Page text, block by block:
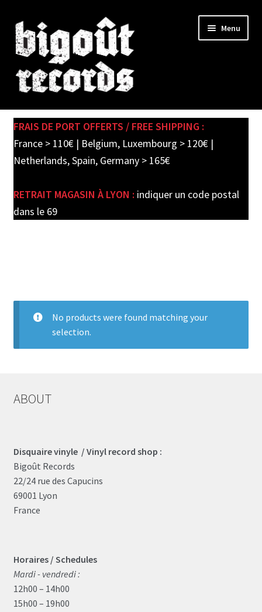
Skip
to
navigation
Skip
to
content
Menu
SHOP
child
PRE-ORDERS
FRAIS DE PORT OFFERTS / FREE SHIPPING :
France > 110€ | Belgium, Luxembourg > 120€ |
Netherlands, Spain, Germany > 165€
RETRAIT MAGASIN À LYON : indiquer un code postal
dans le 69
No products were found matching your
selection.
ABOUT
Disquaire vinyle / Vinyl record shop :
Bigoût Records
22/24 rue des Capucins
69001 Lyon
France
Horaires / Schedules
Mardi - vendredi :
12h00 – 14h00
15h00 – 19h00